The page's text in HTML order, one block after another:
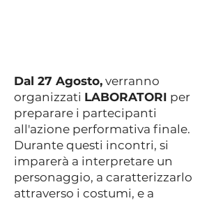
Dal 27 Agosto, verranno
organizzati LABORATORI per
preparare i partecipanti
all'azione performativa finale.
Durante questi incontri, si
imparerà a interpretare un
personaggio, a caratterizzarlo
attraverso i costumi, e a